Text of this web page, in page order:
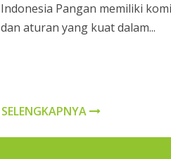
Indonesia Pangan memiliki
dan aturan yang kuat dalam...
SELENGKAPNYA